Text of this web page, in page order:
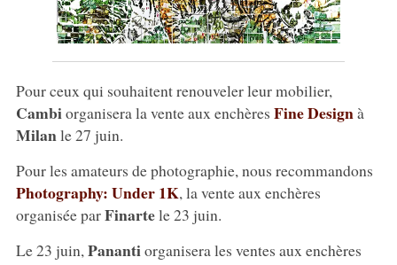
Pour ceux qui souhaitent renouveler leur mobilier,
Cambiorganisera la vente aux enchères Fine Designà
Milanle 27 juin.
Pour les amateurs de photographie, nous recommandons
Photography: Under 1K, la vente aux enchères
organisée parFinartele 23 juin.
Le 23 juin, Panantiorganisera les ventes aux enchères